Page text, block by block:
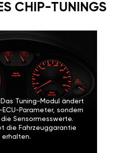
CHIP-TUNINGS
Tuning-Modul ändert
Parameter, sondern
die Sensormesswerte.
die Fahrzeuggarantie
erhalten.